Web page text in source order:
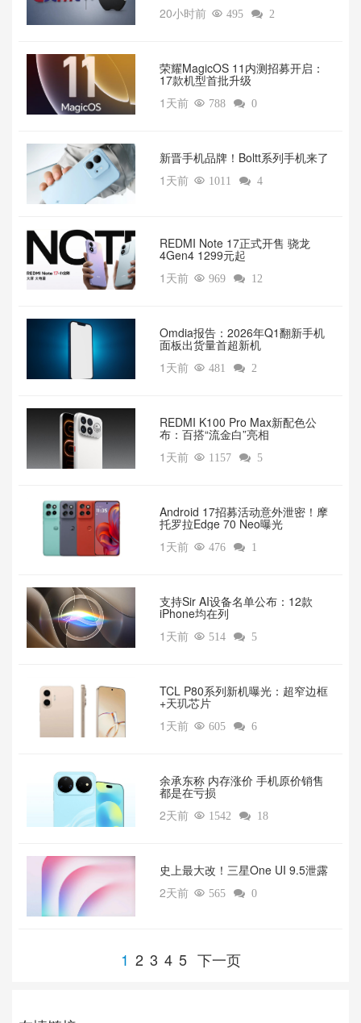
20小时前  495  2
荣耀MagicOS 11内测招募开启：
17款机型首批升级
1天前  788  0
新晋手机品牌！Boltt系列手机来了
1天前  1011  4
REDMI Note 17正式开售 骁龙
4Gen4 1299元起
1天前  969  12
Omdia报告：2026年Q1翻新手机
面板出货量首超新机
1天前  481  2
REDMI K100 Pro Max新配色公
布：百搭“流金白”亮相
1天前  1157  5
Android 17招募活动意外泄密！摩
托罗拉Edge 70 Neo曝光
1天前  476  1
支持Sir AI设备名单公布：12款
iPhone均在列
1天前  514  5
TCL P80系列新机曝光：超窄边框
+天玑芯片
1天前  605  6
余承东称 内存涨价 手机原价销售
都是在亏损
2天前  1542  18
‌史上最大改！三星One UI 9.5泄露
2天前  565  0
1 2 3 4 5 下一页